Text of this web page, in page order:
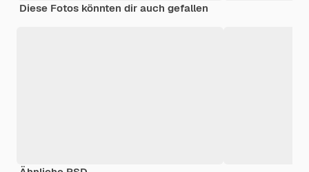
Diese Fotos könnten dir auch gefallen